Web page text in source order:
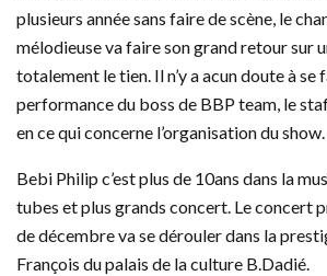
plusieurs année sans faire de scène, le
mélodieuse va faire son grand retour sur
totalement le tien. Il n’y a acun doute à se
performance du boss de BBP team, le
en ce qui concerne l’organisation du show.
Bebi Philip c’est plus de 10ans dans la
tubes et plus grands concert. Le concert
de décembre va se dérouler dans la
François du palais de la culture B.Dadié.